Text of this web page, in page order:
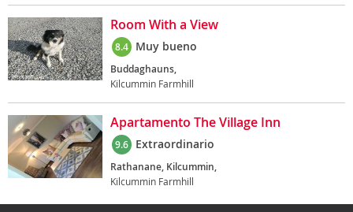
Room With a View
8.4 Muy bueno
Buddaghauns,
Kilcummin Farmhill
Apartamento The Village Inn
9.6 Extraordinario
Rathanane, Kilcummin,
Kilcummin Farmhill